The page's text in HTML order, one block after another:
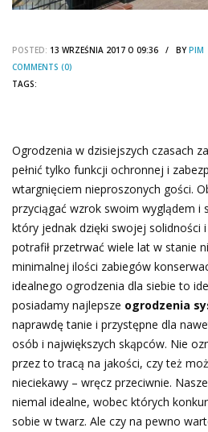
POSTED: 13 WRZEŚNIA 2017 O 09:36 / BYPIM
COMMENTS (0)
TAGS:
Ogrodzenia w dzisiejszych czasach
pełnić tylko funkcji ochronnej i
wtargnięciem nieproszonych gości.
przyciągać wzrok swoim wyglądem i
który jednak dzięki swojej solidności
potrafił przetrwać wiele lat w stanie
minimalnej ilości zabiegów
idealnego ogrodzenia dla siebie to
posiadamy najlepsze ogrodzenia
naprawdę tanie i przystępne dla
osób i największych skąpców. Nie
przez to tracą na jakości, czy też
nieciekawy – wręcz przeciwnie.
niemal idealne, wobec których
sobie w twarz. Ale czy na pewno